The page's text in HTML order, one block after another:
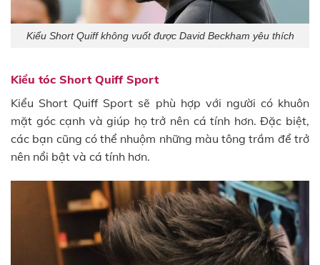
Kiểu Short Quiff không vuốt được David Beckham yêu thích
Kiểu tóc Short Quiff Sport
Kiểu Short Quiff Sport sẽ phù hợp với người có khuôn
mặt góc cạnh và giúp họ trở nên cá tính hơn. Đặc biệt,
các bạn cũng có thể nhuộm những màu tông trầm để trở
nên nổi bật và cá tính hơn.